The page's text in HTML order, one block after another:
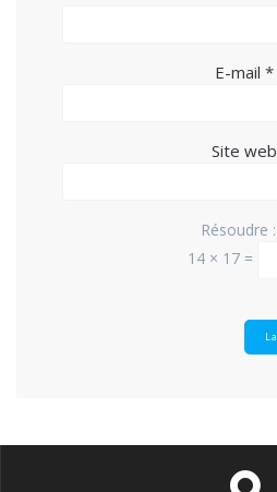
E-mail *
Site web
Résoudre :
14 × 17 =